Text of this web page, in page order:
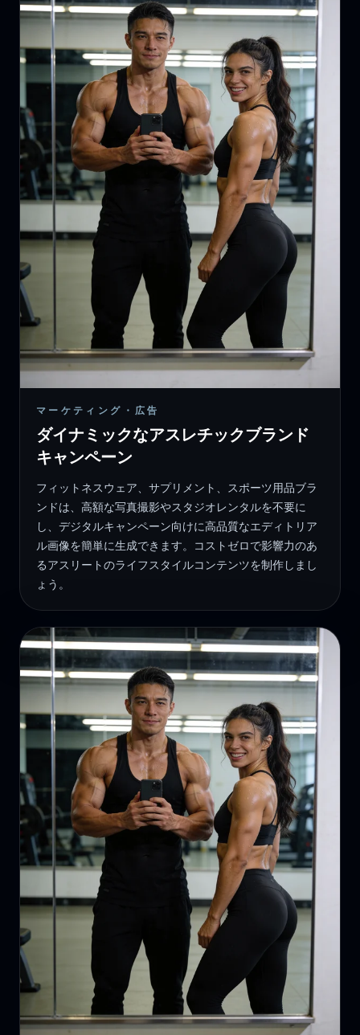
マーケティング・広告
ダイナミックなアスレチックブランド
キャンペーン
フィットネスウェア、サプリメント、スポーツ用品ブラ
ンドは、高額な写真撮影やスタジオレンタルを不要に
し、デジタルキャンペーン向けに高品質なエディトリア
ル画像を簡単に生成できます。コストゼロで影響力のあ
るアスリートのライフスタイルコンテンツを制作しまし
ょう。